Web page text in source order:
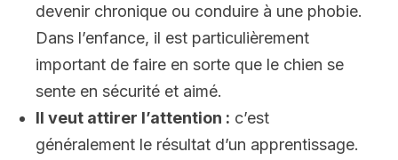
devenir chronique ou conduire à une phobie.
Dans l’enfance, il est particulièrement
important de faire en sorte que le chien se
sente en sécurité et aimé.
Il veut attirer l’attention : c’est
généralement le résultat d’un apprentissage.